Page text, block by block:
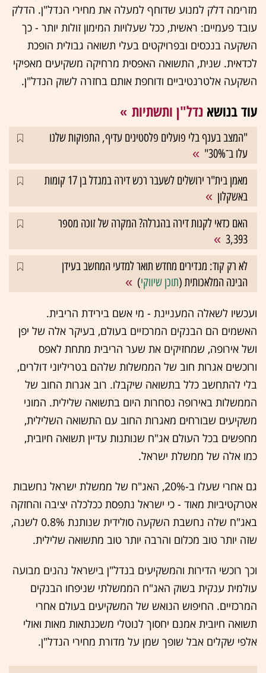
מזרימה דלק למנוע שדוחף למעלה את מחירי הנדל"ן. הדלק
עובד פעמיים: ראשית, ככל שעלויות המימון זולות יותר - כך
השקעה בנכסים ובפרויקטים בעלי תשואה גבולית הופכת
לכדאית. שנית, התשואה האפסית מרחיקה משקיעים מאפיקי
השקעה אלטרנטיביים ודוחפת אותם בחזרה לשוק הנדל"ן.
עוד בנושא נדל"ן ותשתיות
"המצב בענף בלי פועלים פלסטינים עדיף, התפוקות שלנו
עלו ב־30%"
מאמן בית"ר ירושלים לשעבר רכש דירה במגדל בן 17 קומות
באשקלון
האם כדאי לקנות דירה בהגרלה? המקרה של זוכה מספר
3,393
לא רק קוד: מגדירים מחדש תואר למדעי המחשב בעידן
הבינה המלאכותית (תוכן שיווקי)
ועכשיו לשאלה המעניינת - מי אשם בירידת הריבית.
האשמים הם הבנקים המרכזיים בעולם, בעיקר אלה של יפן
ושל אירופה, שמחזיקים את שער הריבית מתחת לאפס
ורוכשים אגרות חוב של הממשלות שלהם בטריליוני דולרים,
בלי להתחשב כלל בתשואה שיקבלו. רוב אגרות החוב של
הממשלות באירופה נסחרות היום בתשואה שלילית. המוני
משקיעים שבורחים מאגרות החוב עם התשואה השלילית,
מחפשים בכל העולם אג"ח שנותנות עדיין תשואה חיובית,
כמו אלה של ממשלת ישראל.
גם אחרי שעלו ב-20%, האג"ח של ממשלת ישראל נחשבות
אטרקטיביות מאוד - כי ישראל נתפסת ככלכלה יציבה והחזקה
באג"ח שלה נחשבת השקעה סולידית שנותנת 0.8% לשנה,
שזה יותר טוב מכלום והרבה יותר טוב מתשואה שלילית.
וכך רוכשי הדירות והמשקיעים בנדל"ן בישראל נהנים מבועה
עולמית ענקית בשוק האג"ח הממשלתי שניפחו הבנקים
המרכזיים. החיפוש הנואש של המשקיעים בעולם אחרי
תשואה חיובית אמנם יחסוך לנוטלי משכנתאות מאות ואולי
אלפי שקלים אבל שופך שמן על מדורת מחירי הנדל"ן.